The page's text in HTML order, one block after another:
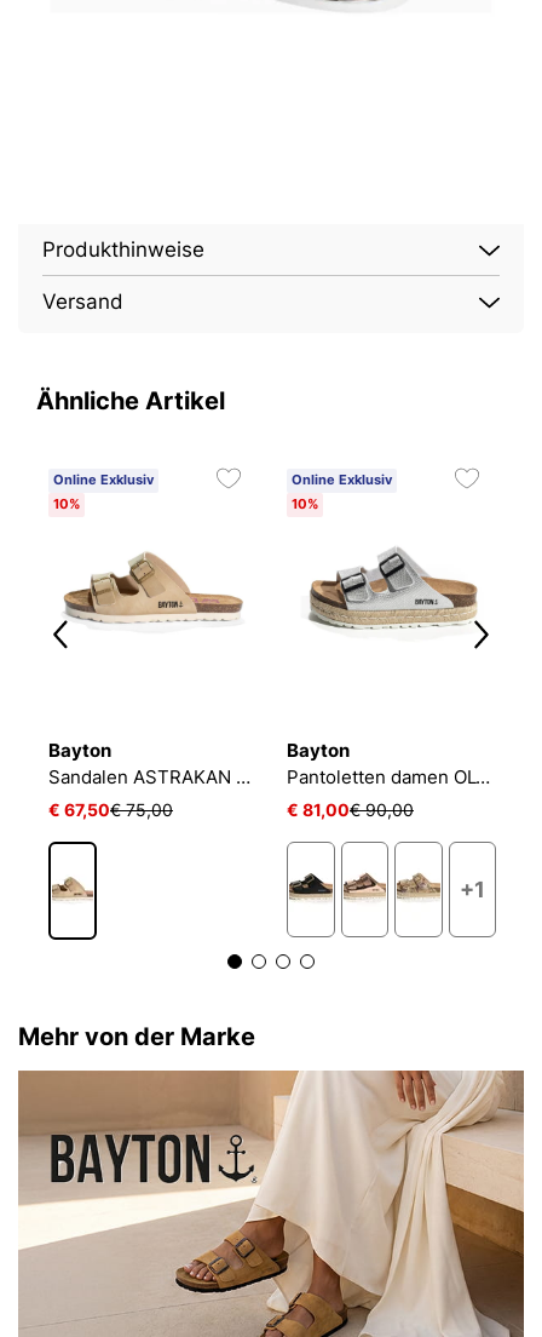
Produkthinweise
Versand
Ähnliche Artikel
Online Exklusiv
10%
Bayton
Sandalen ASTRAKAN Damen
€ 67,50€ 75,00
Online Exklusiv
10%
Bayton
Pantoletten damen OLYMPE
€ 81,00€ 90,00
+1
Mehr von der Marke